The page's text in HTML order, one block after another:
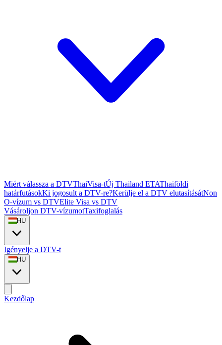
Miért válassza a DTVThaiVisa-tÚj Thailand ETAThaiföldi
határfutásokKi jogosult a DTV-re?Kerülje el a DTV elutasításátNon
O-vízum vs DTVElite Visa vs DTV
Vásároljon DTV-vízumotTaxifoglalás
HU
Igényelje a DTV-t
HU
Kezdőlap